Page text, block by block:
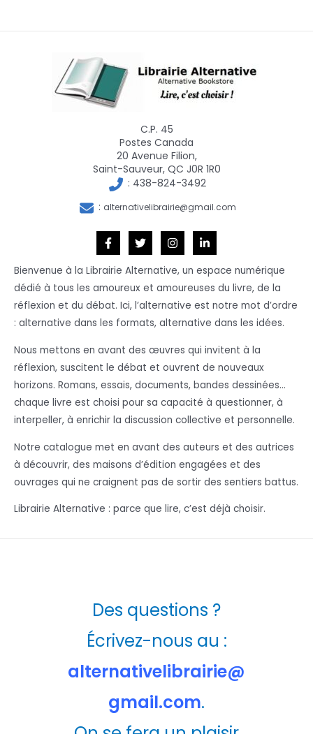
C.P. 45
Postes Canada
20 Avenue Filion,
Saint-Sauveur, QC J0R 1R0
: 438-824-3492
: alternativelibrairie@gmail.com
Bienvenue à la Librairie Alternative, un espace numérique
dédié à tous les amoureux et amoureuses du livre, de la
réflexion et du débat. Ici, l’alternative est notre mot d’ordre
: alternative dans les formats, alternative dans les idées.
Nous mettons en avant des œuvres qui invitent à la
réflexion, suscitent le débat et ouvrent de nouveaux
horizons. Romans, essais, documents, bandes dessinées…
chaque livre est choisi pour sa capacité à questionner, à
interpeller, à enrichir la discussion collective et personnelle.
Notre catalogue met en avant des auteurs et des autrices
à découvrir, des maisons d’édition engagées et des
ouvrages qui ne craignent pas de sortir des sentiers battus.
Librairie Alternative : parce que lire, c’est déjà choisir.
Des questions ?
Écrivez-nous au :
alternativelibrairie@
gmail.com.